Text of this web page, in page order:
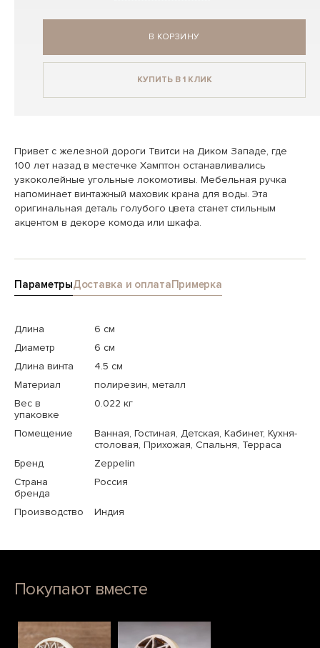
В КОРЗИНУ
КУПИТЬ В 1 КЛИК
Привет с железной дороги Твитси на Диком Западе, где
100 лет назад в местечке Хамптон останавливались
узкоколейные угольные локомотивы. Мебельная ручка
напоминает винтажный маховик крана для воды. Эта
оригинальная деталь голубого цвета станет стильным
акцентом в декоре комода или шкафа.
ПараметрыДоставка и оплатаПримерка
Длина
6 см
Диаметр
6 см
Длина винта
4.5 см
Материал
полирезин, металл
Вес в
упаковке
0.022 кг
Помещение
Ванная, Гостиная, Детская, Кабинет, Кухня-
столовая, Прихожая, Спальня, Терраса
Бренд
Zeppelin
Страна
бренда
Россия
Производство Индия
Покупают вместе